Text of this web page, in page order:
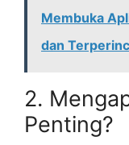
Membuka
dan
2.
Penting?